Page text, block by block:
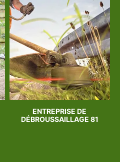
ENTREPRISE DE
DÉBROUSSAILLAGE 81